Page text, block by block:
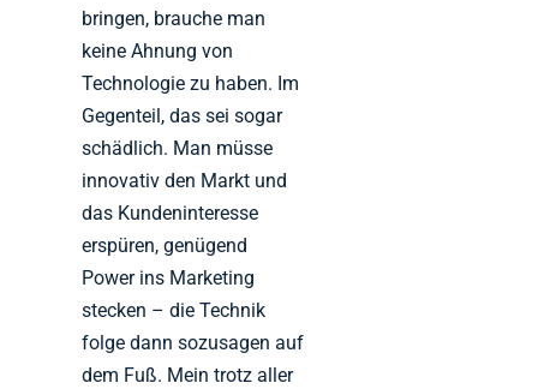
bringen, brauche man
keine Ahnung von
Technologie zu haben. Im
Gegenteil, das sei sogar
schädlich. Man müsse
innovativ den Markt und
das Kundeninteresse
erspüren, genügend
Power ins Marketing
stecken – die Technik
folge dann sozusagen auf
dem Fuß. Mein trotz aller